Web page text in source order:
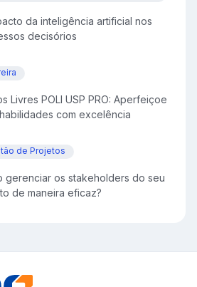
da inteligência artificial nos
decisórios
Livres POLI USP PRO: Aperfeiçoe
com excelência
de Projetos
gerenciar os stakeholders do seu
de maneira eficaz?